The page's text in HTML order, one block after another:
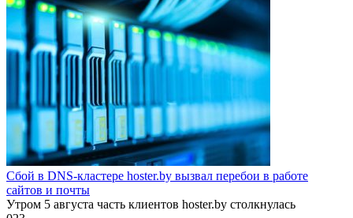
Сбой в DNS-кластере hoster.by вызвал перебои в работе
сайтов и почты
Утром 5 августа часть клиентов hoster.by столкнулась